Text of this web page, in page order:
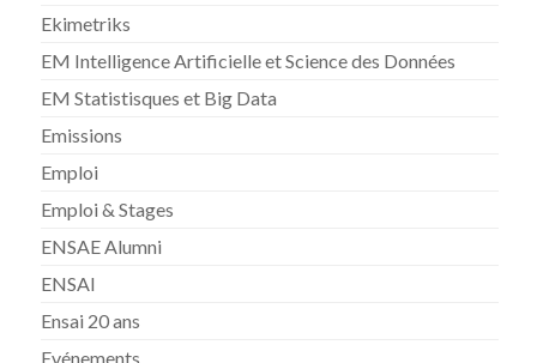
Ekimetriks
EM Intelligence Artificielle et Science des Données
EM Statistisques et Big Data
Emissions
Emploi
Emploi & Stages
ENSAE Alumni
ENSAI
Ensai 20 ans
Evénements